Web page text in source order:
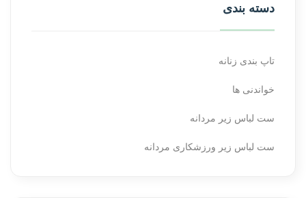
دسته بندی
تاپ بندی زنانه
خواندنی ها
ست لباس زیر مردانه
ست لباس زیر ورزشکاری مردانه